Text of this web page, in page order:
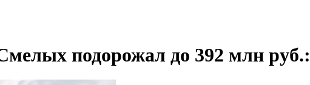
подорожал до 392 млн